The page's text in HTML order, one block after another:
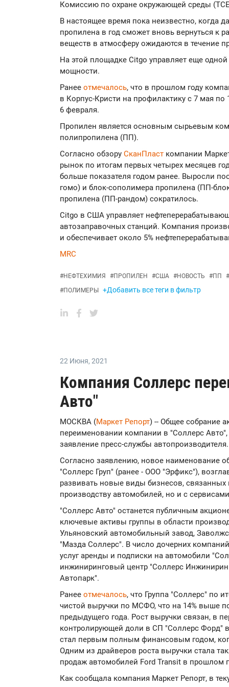
Комиссию по охране окружающей среды
В настоящее время пока неизвестно, когда
пропилена в год сможет вновь вернуться к
веществ в атмосферу ожидаются в течение
На этой площадке Citgo управляет еще
мощности.
Ранее отмечалось, что в прошлом году
в Корпус-Кристи на профилактику с 7 мая
6 февраля.
Пропилен является основным сырьевым
полипропилена (ПП).
Согласно обзору СканПласт компании
рынок по итогам первых четырех месяцев
больше показателя годом ранее. Выросли
гомо) и блок-сополимера пропилена (ПП-
пропилена (ПП-рандом) сократилось.
Citgo в США управляет
автозаправочных станций. Компания
и обеспечивает около 5%
MRC
#НЕФТЕХИМИЯ #ПРОПИЛЕН #США #НОВОСТЬ #ПП
#
#ПОЛИМЕРЫ +Добавить все теги в фильтр
22 Июня, 2021
Компания Соллерс
Авто"
МОСКВА (Маркет Репорт) -- Общее собрание
переименовании компании в "Соллерс
заявление пресс-службы автопроизводителя.
Согласно заявлению, новое наименование
"Соллерс Груп" (ранее - ООО "Эрфикс"),
развивать новые виды бизнесов, связанных
производству автомобилей, но и с
"Соллерс Авто" останется публичным
ключевые активы группы в области
Ульяновский автомобильный завод,
"Мазда Соллерс". В число дочерних
услуг аренды и подписки на автомобили
инжиниринговый центр "Соллерс
Автопарк".
Ранее отмечалось, что Группа "Соллерс" по
чистой выручки по МСФО, что на 14% выше
предыдущего года. Рост выручки связан, в
контролирующей доли в СП "Соллерс Форд"
стал первым полным финансовым годом,
Одним из драйверов роста выручки стала
продаж автомобилей Ford Transit в прошлом
Как сообщала компания Маркет Репорт, в